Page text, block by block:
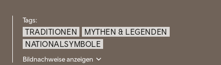
Tags:
TRADITIONEN
MYTHEN & LEGENDEN
NATIONALSYMBOLE
Bildnachweise anzeigen